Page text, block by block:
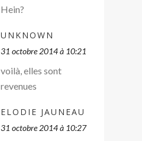
Hein?
UNKNOWN
31 octobre 2014 à 10:21
voilà, elles sont
revenues
ELODIE JAUNEAU
31 octobre 2014 à 10:27